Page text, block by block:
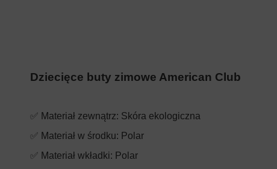
Dziecięce buty zimowe American Club
✅ Materiał zewnątrz: Skóra ekologiczna
✅ Materiał w środku: Polar
✅ Materiał wkładki: Polar